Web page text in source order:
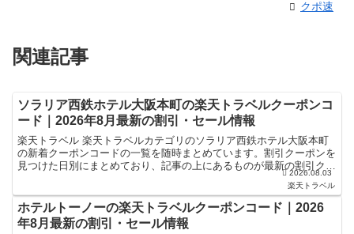
クポ速
関連記事
ソラリア西鉄ホテル大阪本町の楽天トラベルクーポンコ
ード｜2026年8月最新の割引・セール情報
楽天トラベル 楽天トラベルカテゴリのソラリア西鉄ホテル大阪本町
の新着クーポンコードの一覧を随時まとめています。割引クーポンを
見つけた日別にまとめており、記事の上にあるものが最新の割引クー
ポンになります。ホテル・旅館宿泊の予約などで使えるクー...2026.08.03
楽天トラベル
ホテルトーノーの楽天トラベルクーポンコード｜2026
年8月最新の割引・セール情報